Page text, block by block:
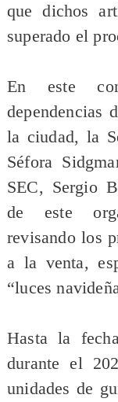
que dichos
superado el
En este
dependencias
la ciudad, la
Séfora
SEC, Sergio
de este
revisando los
a la venta,
“luces
Hasta la
durante el
unidades de